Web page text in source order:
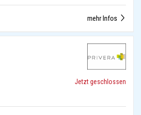
mehr Infos
Jetzt geschlossen